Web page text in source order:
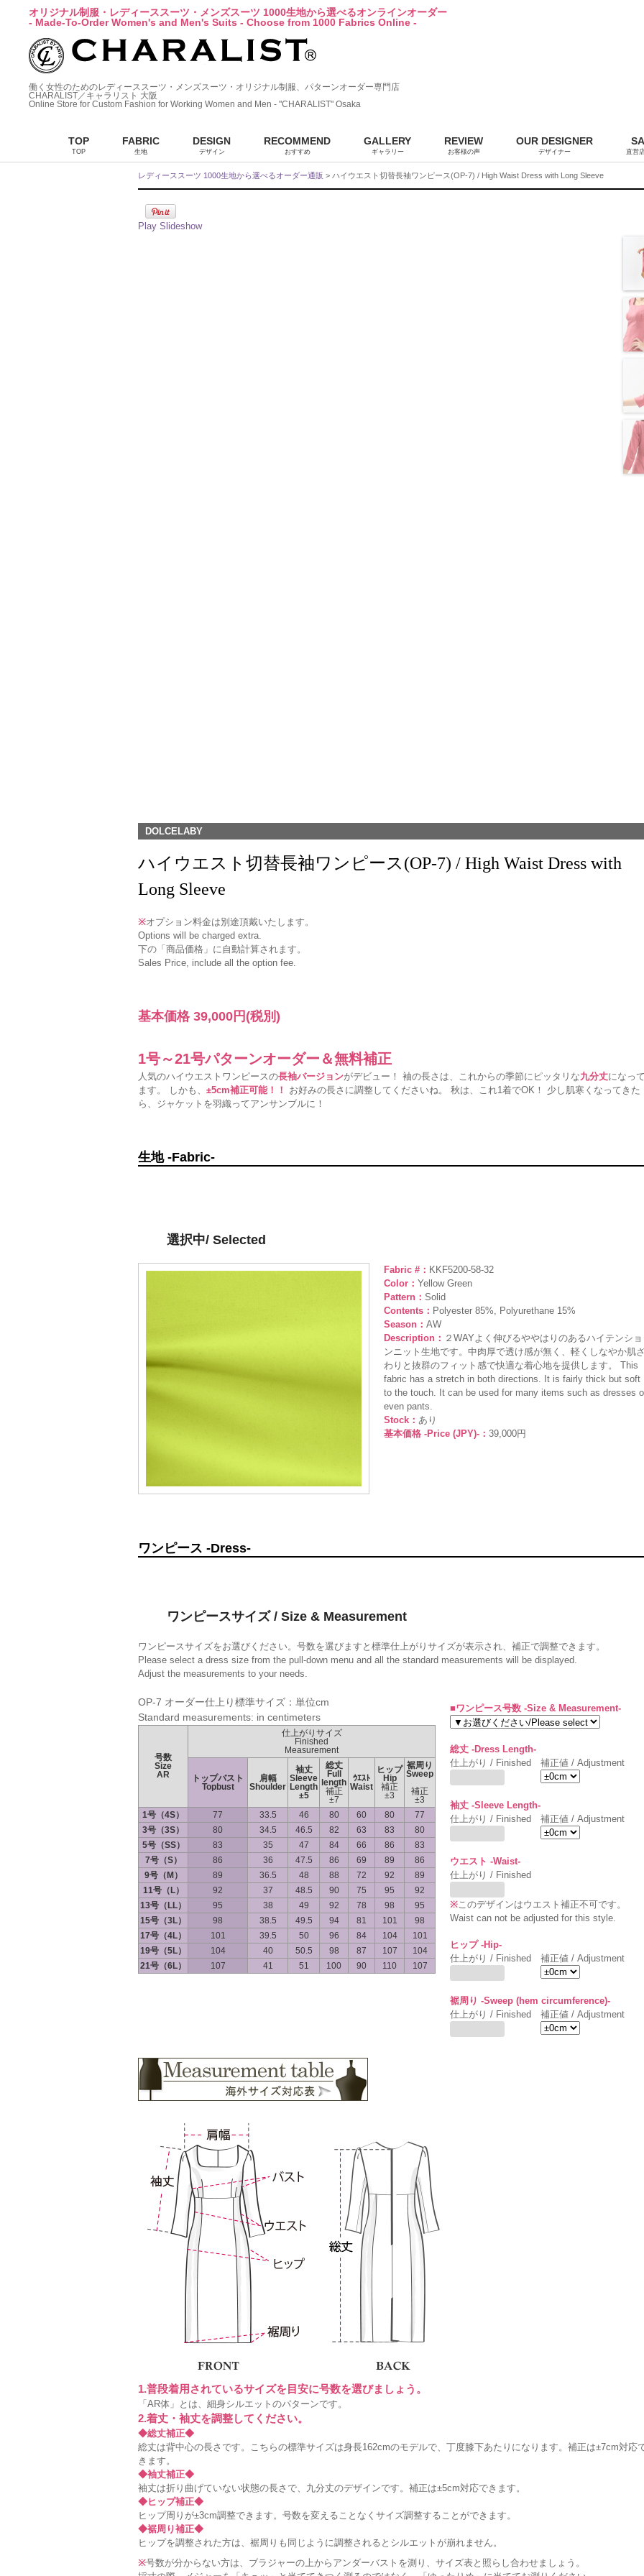
オリジナル制服・レディーススーツ・メンズスーツ 1000生地から選べるオンラインオーダー
- Made-To-Order Women's and Men's Suits - Choose from 1000 Fabrics Online -
働く女性のためのレディーススーツ・メンズスーツ・オリジナル制服、パターンオーダー専門店
CHARALIST／キャラリスト 大阪
Online Store for Custom Fashion for Working Women and Men - "CHARALIST" Osaka
TOP
TOP
FABRIC
生地
DESIGN
デザイン
RECOMMEND
おすすめ
GALLERY
ギャラリー
REVIEW
お客様の声
OUR DESIGNER
デザイナー 直営
レディーススーツ 1000生地から選べるオーダー通販 > ハイウエスト切替長袖ワンピース(OP-7) / High Waist Dress with Long Sleeve
Play Slideshow
DOLCELABY
ハイウエスト切替長袖ワンピース(OP-7) / High Waist Dress with
Long Sleeve
※オプション料金は別途頂戴いたします。
Options will be charged extra.
下の「商品価格」に自動計算されます。
Sales Price, include all the option fee.
基本価格 39,000円 (税別)
1号～21号パターンオーダー＆無料補正
人気のハイウエストワンピースの長袖バージョンがデビュー！ 袖の長さは、これからの季節にピッタリな九分丈になっ
ます。 しかも、 ±5cm補正可能！！
お好みの長さに調整してくださいね。 秋は、これ1着でOK！ 少し肌寒くなってきた
ら、ジャケットを羽織ってアンサンブルに！
生地 -Fabric-
選択中/ Selected
Fabric #： KKF5200-58-32
Color： Yellow Green
Pattern： Solid
Contents： Polyester 85%, Polyurethane 15%
Season： AW
Description： ２WAYよく伸びるややはりのあるハイテンショ
ンニット生地です。中肉厚で透け感が無く、軽くしなやか肌
わりと抜群のフィット感で快適な着心地を提供します。 This
fabric has a stretch in both directions. It is fairly thick but soft
to the touch. It can be used for many items such as dresses
even pants.
Stock： あり
基本価格 -Price (JPY)-： 39,000円
ワンピース -Dress-
ワンピースサイズ / Size & Measurement
ワンピースサイズをお選びください。号数を選びますと標準仕上がりサイズが表示され、補正で調整できます。
Please select a dress size from the pull-down menu and all the standard measurements will be displayed.
Adjust the measurements to your needs.
OP-7 オーダー仕上り標準サイズ：単位cm
Standard measurements: in centimeters
号数
Size
AR
仕上がりサイズ
Finished
Measurement
トップバスト
Topbust
肩幅
Shoulder
袖丈
Sleeve
Length
±5
総丈
Full
length
補正
±7
ｳｴｽﾄ
Waist
ヒップ
Hip
補正
±3
裾周り
Sweep
補正
±3
1号（4S）
77 33.5 46 80 60 80
77
3号（3S）
80 34.5 46.5 82 63 83
80
5号（SS）
83 35 47 84 66 86
83
7号（S）
86 36 47.5 86 69 89
86
9号（M）
89 36.5 48 88 72 92
89
11号（L）
92 37 48.5 90 75 95
92
13号（LL）
95 38 49 92 78 98
95
15号（3L）
98 38.5 49.5 94 81 101
98
17号（4L）
101 39.5 50 96 84 104
101
19号（5L）
104 40 50.5 98 87 107
104
21号（6L）
107 41 51 100 90 110 107
■ワンピース号数 -Size & Measurement-
総丈 -Dress Length-
仕上がり / Finished
補正値 / Adjustment
袖丈 -Sleeve Length-
仕上がり / Finished
補正値 / Adjustment
ウエスト -Waist-
仕上がり / Finished
※このデザインはウエスト補正不可です。
Waist can not be adjusted for this style.
ヒップ -Hip-
仕上がり / Finished
補正値 / Adjustment
裾周り -Sweep (hem circumference)-
仕上がり / Finished
補正値 / Adjustment
1.普段着用されているサイズを目安に号数を選びましょう。
「AR体」とは、細身シルエットのパターンです。
2.着丈・袖丈を調整してください。
◆総丈補正◆
総丈は背中心の長さです。こちらの標準サイズは身長162cmのモデルで、丁度膝下あたりになります。補正は±7cm対応
きます。
◆袖丈補正◆
袖丈は折り曲げていない状態の長さで、九分丈のデザインです。補正は±5cm対応できます。
◆ヒップ補正◆
ヒップ周りが±3cm調整できます。号数を変えることなくサイズ調整することができます。
◆裾周り補正◆
ヒップを調整された方は、裾周りも同じように調整されるとシルエットが崩れません。
※号数が分からない方は、ブラジャーの上からアンダーバストを測り、サイズ表と照らし合わせましょう。